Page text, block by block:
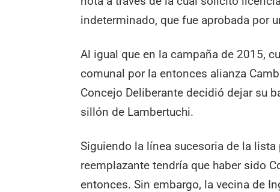
indeterminado, que fue aprobada por
Al igual que en la campaña de 2015,
comunal por la entonces alianza
Concejo Deliberante decidió dejar su
sillón de Lambertuchi.
Siguiendo la línea sucesoria de la
reemplazante tendría que haber sido
entonces. Sin embargo, la vecina de